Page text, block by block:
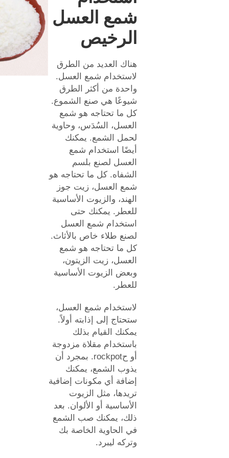
شمع العسل
الرخيص
هناك العديد من الطرق
لاستخدام شمع العسل.
واحدة من أكثر الطرق
شيوعًا هي صنع الشموع.
كل ما تحتاجه هو شمع
العسل، السُدَس، وحاوية
لحمل الشمع. يمكنك
أيضًا استخدام شمع
العسل لصنع بلسم
الشفاه. كل ما تحتاجه هو
شمع العسل، زيت جوز
الهند، والزيوت الأساسية
للعطر. يمكنك حتى
استخدام شمع العسل
لصنع طلاء خاص بالأثاث.
كل ما تحتاجه هو شمع
العسل، زيت الزيتون،
وبعض الزيوت الأساسية
للعطر.
لاستخدام شمع العسل،
ستحتاج إلى إذابته أولاً.
يمكنك القيام بذلك
باستخدام مقلاة مزدوجة
أو حrockpot. بمجرد أن
يذوب الشمع، يمكنك
إضافة أي مكونات إضافية
تريدها، مثل الزيوت
الأساسية أو الألوان. بعد
ذلك، يمكنك صب الشمع
في الحاوية الخاصة بك
وتركه ليبرد.